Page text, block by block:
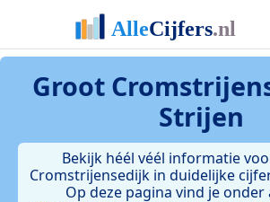
Groot
Strijen
Bekijk héél véél informatie
Cromstrijensedijk in duidelijke
Op deze pagina vind je onder